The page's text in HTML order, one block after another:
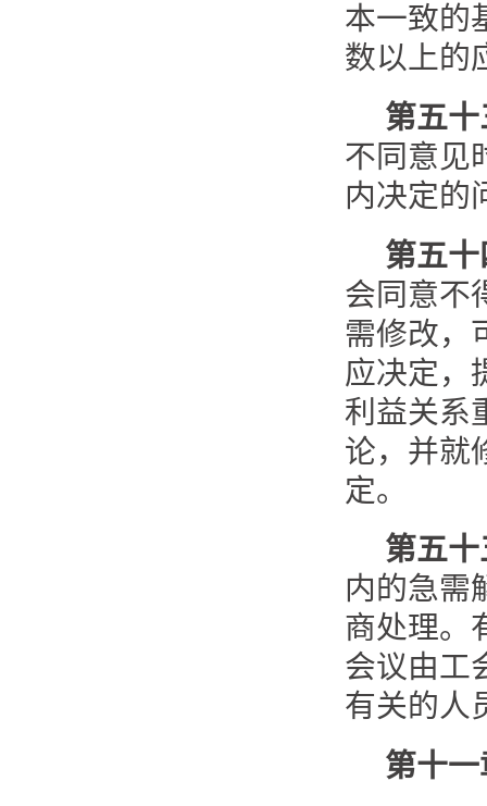
本一致的
数以上的
第五
不同意见
内决定的
第五
会同意不
需修改，
应决定，
利益关系
论，并就
定。
第五
内的急需
商处理。
会议由工
有关的人
第十一